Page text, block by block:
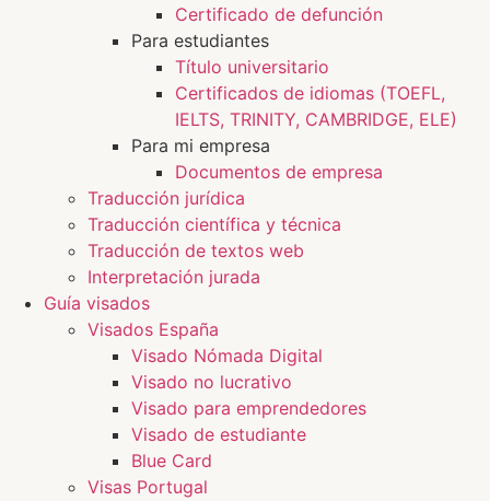
Certificado de defunción
Para estudiantes
Título universitario
Certificados de idiomas (TOEFL,
IELTS, TRINITY, CAMBRIDGE, ELE)
Para mi empresa
Documentos de empresa
Traducción jurídica
Traducción científica y técnica
Traducción de textos web
Interpretación jurada
Guía visados
Visados España
Visado Nómada Digital
Visado no lucrativo
Visado para emprendedores
Visado de estudiante
Blue Card
Visas Portugal